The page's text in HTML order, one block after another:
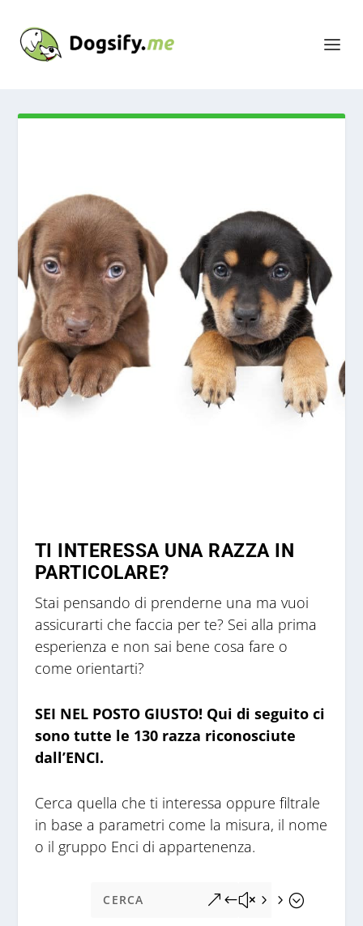
TI INTERESSA UNA RAZZA IN
PARTICOLARE?
Stai pensando di prenderne una ma vuoi
assicurarti che faccia per te? Sei alla prima
esperienza e non sai bene cosa fare o
come orientarti?
SEI NEL POSTO GIUSTO! Qui di seguito ci
sono tutte le 130 razza riconosciute
dall’ENCI.
Cerca quella che ti interessa oppure filtrale
in base a parametri come la misura, il nome
o il gruppo Enci di appartenenza.
&#x55;